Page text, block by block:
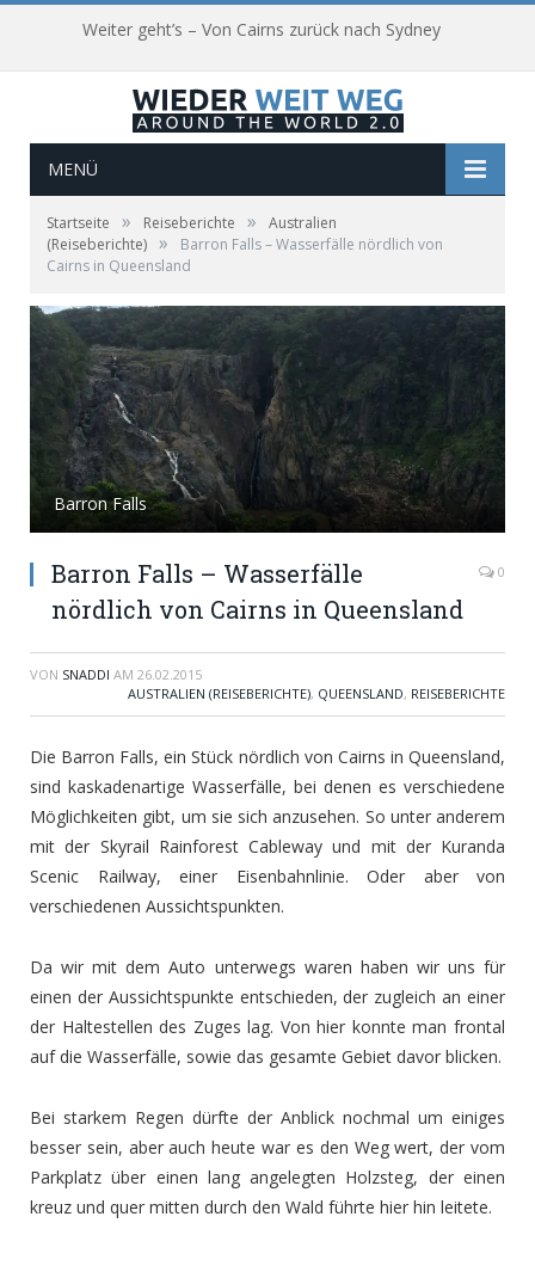
Weiter geht’s – Von Cairns zurück nach Sydney
MENÜ
Startseite » Reiseberichte »
Australien
(Reiseberichte) »
Barron Falls – Wasserfälle nördlich von
Cairns in Queensland
Barron Falls
Barron Falls – Wasserfälle
nördlich von Cairns in Queensland
0
VON SNADDI AM 26.02.2015
AUSTRALIEN (REISEBERICHTE), QUEENSLAND, REISEBERICHTE
Die Barron Falls, ein Stück nördlich von Cairns in Queensland,
sind kaskadenartige Wasserfälle, bei denen es verschiedene
Möglichkeiten gibt, um sie sich anzusehen. So unter anderem
mit der Skyrail Rainforest Cableway und mit der Kuranda
Scenic Railway, einer Eisenbahnlinie. Oder aber von
verschiedenen Aussichtspunkten.
Da wir mit dem Auto unterwegs waren haben wir uns für
einen der Aussichtspunkte entschieden, der zugleich an einer
der Haltestellen des Zuges lag. Von hier konnte man frontal
auf die Wasserfälle, sowie das gesamte Gebiet davor blicken.
Bei starkem Regen dürfte der Anblick nochmal um einiges
besser sein, aber auch heute war es den Weg wert, der vom
Parkplatz über einen lang angelegten Holzsteg, der einen
kreuz und quer mitten durch den Wald führte hier hin leitete.